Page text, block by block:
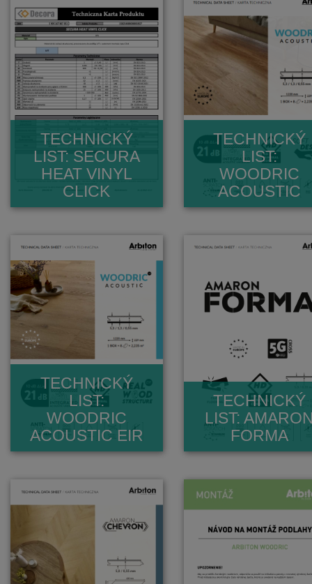
TECHNICKÝ
LIST: SECURA
HEAT VINYL
CLICK
TECHNICKÝ
LIST:
WOODRIC
ACOUSTIC
TECHNICKÝ
LIST:
WOODRIC
ACOUSTIC EIR
TECHNICKÝ
LIST:
FORMA